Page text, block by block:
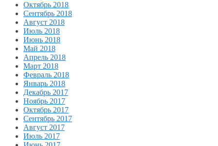
Октябрь 2018
Сентябрь 2018
Август 2018
Июль 2018
Июнь 2018
Май 2018
Апрель 2018
Март 2018
Февраль 2018
Январь 2018
Декабрь 2017
Ноябрь 2017
Октябрь 2017
Сентябрь 2017
Август 2017
Июль 2017